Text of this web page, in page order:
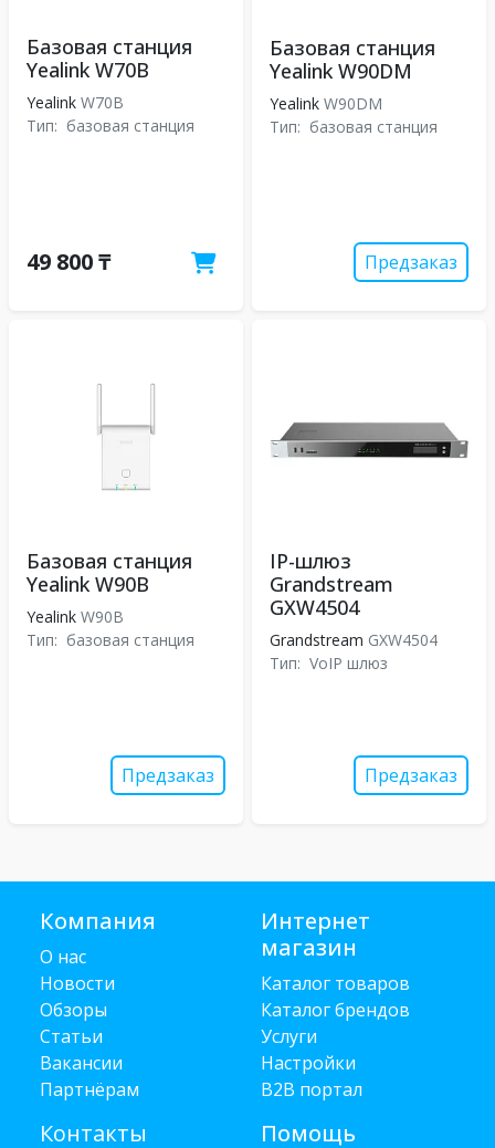
Базовая станция
Yealink W70B
Yealink W70B
Тип: базовая станция
49 800 ₸
Базовая станция
Yealink W90DM
Yealink W90DM
Тип: базовая станция
Предзаказ
Базовая станция
Yealink W90B
Yealink W90B
Тип: базовая станция
Предзаказ
IP-шлюз
Grandstream
GXW4504
Grandstream GXW4504
Тип: VoIP шлюз
Предзаказ
Компания
О нас
Новости
Обзоры
Статьи
Вакансии
Партнёрам
Контакты
Интернет
магазин
Каталог товаров
Каталог брендов
Услуги
Настройки
B2B портал
Помощь